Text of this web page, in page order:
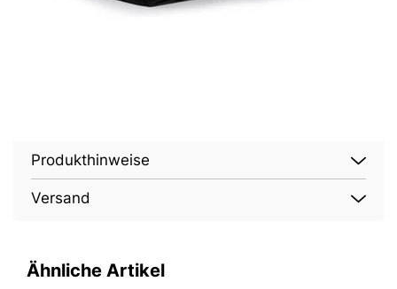
Produkthinweise
Versand
Ähnliche Artikel